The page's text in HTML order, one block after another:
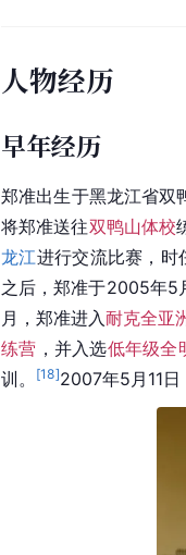
人物经历
早年经历
郑准出生于黑龙江省双
将郑准送往双鸭山体校
龙江进行交流比赛，时
之后，郑准于2005年5
月，郑准进入耐克全亚
练营 ，并入选低年级全
训。
[18]2007年5月11